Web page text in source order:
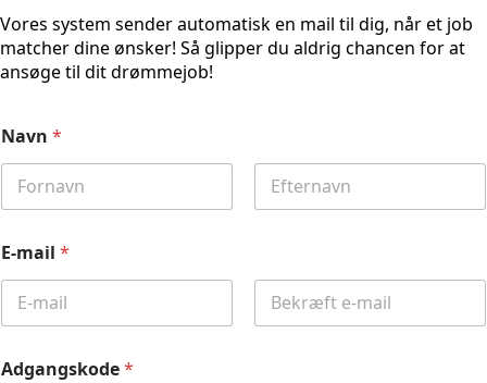
Vores system sender automatisk en mail til dig, når et job
matcher dine ønsker! Så glipper du aldrig chancen for at
ansøge til dit drømmejob!
Navn *
E-mail *
Adgangskode*